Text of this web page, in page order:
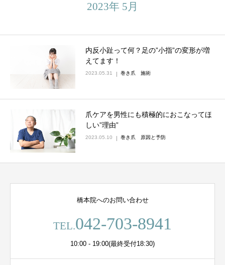
2023年 5月
内反小趾って何？足の”小指”の変形が増
えてます！
2023.05.31 巻き爪 施術
爪ケアを男性にも積極的におこなってほ
しい”理由”
2023.05.10 巻き爪 原因と予防
橋本院へのお問い合わせ
TEL.042-703-8941
10:00 - 19:00(最終受付18:30)